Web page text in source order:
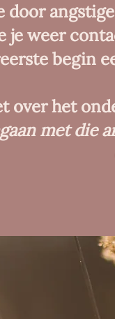
door
weer
begin
over het
met die